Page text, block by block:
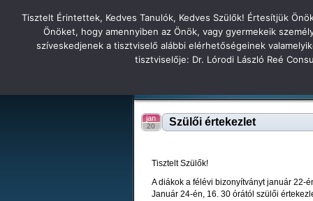
Főoldal Hírek Tudás Állandóság
Szülői értekezlet
jan
20
Tisztelt Szülők!
A diákok a félévi bizonyítványt január 22-
Január 24-én, 16. 30 órától szülői
Tatabányai Árpád Gimnázium 2
Tisztelt Érintettek, Kedves Tanulók, Kedves Szülők! Értesítjük
Önöket, hogy amennyiben az Önök, vagy gyermekeik
szíveskedjenek a tisztviselő alábbi elérhetőségeinek
tisztviselője: Dr. Lórodi László Reé